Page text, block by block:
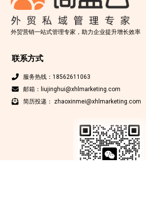
外贸营销一站式管理专家，助力企业提升增长效率
联系方式
服务热线：18562611063
邮箱：liujinghui@xhlmarketing.com
简历投递： zhaoxinmei@xhlmarketing.com